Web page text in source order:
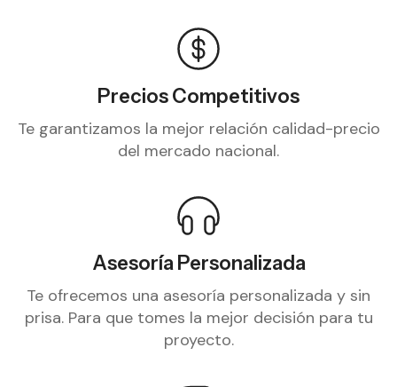
Precios Competitivos
Te garantizamos la mejor relación calidad-precio
del mercado nacional.
Asesoría Personalizada
Te ofrecemos una asesoría personalizada y sin
prisa. Para que tomes la mejor decisión para tu
proyecto.